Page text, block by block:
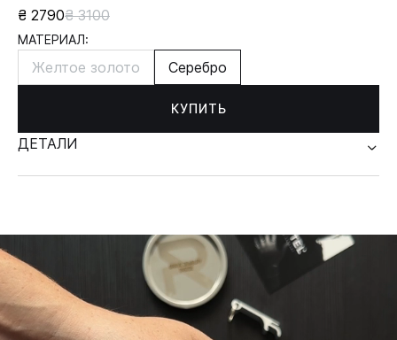
₴ 2790₴ 3100
МАТЕРИАЛ:
Желтое золото Серебро
КУПИТЬ
ДЕТАЛИ